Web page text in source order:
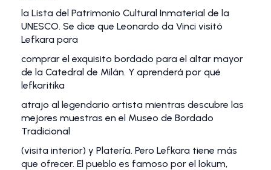
la Lista del Patrimonio Cultural Inmaterial de la
UNESCO. Se dice que Leonardo da Vinci visitó
Lefkara para
comprar el exquisito bordado para el altar mayor
de la Catedral de Milán. Y aprenderá por qué
lefkaritika
atrajo al legendario artista mientras descubre las
mejores muestras en el Museo de Bordado
Tradicional
(visita interior) y Platería. Pero Lefkara tiene más
que ofrecer. El pueblo es famoso por el lokum,